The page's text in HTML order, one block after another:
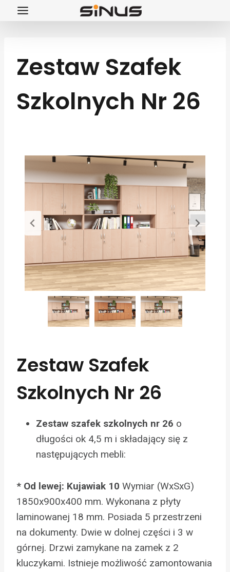
Przejdź
Zestaw Szafek
Szkolnych Nr 26
Zestaw Szafek
Szkolnych Nr 26
Zestaw szafek szkolnych nr 26 o
długości ok 4,5 m i składający się z
następujących mebli:
* Od lewej: Kujawiak 10 Wymiar (WxSxG)
1850x900x400 mm. Wykonana z płyty
laminowanej 18 mm. Posiada 5 przestrzeni
na dokumenty. Dwie w dolnej części i 3 w
górnej. Drzwi zamykane na zamek z 2
kluczykami. Istnieje możliwość zamontowania